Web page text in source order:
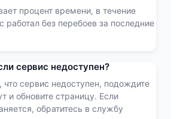
процент времени, в течение
работал без перебоев за последние
сервис недоступен?
что сервис недоступен, подождите
и обновите страницу. Если
обратитесь в службу